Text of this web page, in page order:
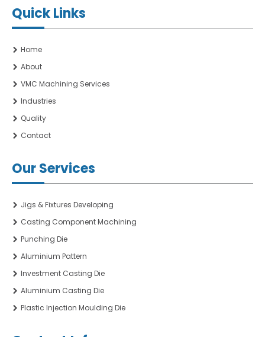
Quick Links
Home
About
VMC Machining Services
Industries
Quality
Contact
Our Services
Jigs & Fixtures Developing
Casting Component Machining
Punching Die
Aluminium Pattern
Investment Casting Die
Aluminium Casting Die
Plastic Injection Moulding Die